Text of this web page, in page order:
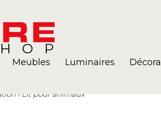
Meubles Luminaires
Lit pour animaux